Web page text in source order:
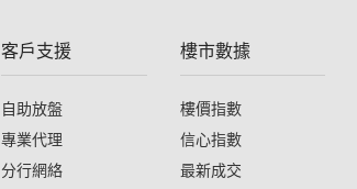
客戶支援
自助放盤
專業代理
分行網絡
樓市數據
樓價指數
信心指數
最新成交